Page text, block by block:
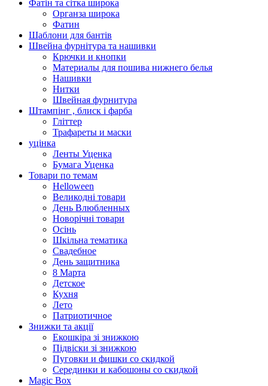
Фатін та сітка широка
Органза широка
Фатин
Шаблони для бантів
Швейна фурнітура та нашивки
Крючки и кнопки
Материалы для пошива нижнего белья
Нашивки
Нитки
Швейная фурнитура
Штампінг , блиск і фарба
Гліттер
Трафареты и маски
уцінка
Ленты Уценка
Бумага Уценка
Товари по темам
Helloween
Великодні товари
День Влюбленных
Новорічні товари
Осінь
Шкільна тематика
Свадебное
День защитника
8 Марта
Детское
Кухня
Лето
Патриотичное
Знижки та акції
Екошкіра зі знижкою
Підвіски зі знижкою
Пуговки и фишки со скидкой
Серединки и кабошоны со скидкой
Magic Box